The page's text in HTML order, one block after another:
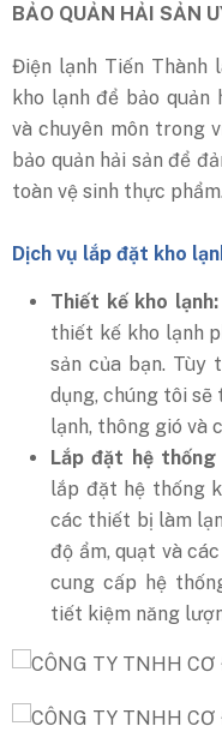
BẢO QUẢN HẢI SẢN
Điện lạnh Tiến Thành
kho lạnh để bảo quản
và chuyên môn trong
bảo quản hải sản để
toàn vệ sinh thực phẩm.
Dịch vụ lắp đặt kho
Thiết kế kho lạnh:
thiết kế kho lạnh
sản của bạn. Tùy
dụng, chúng tôi sẽ
lạnh, thông gió và
Lắp đặt hệ thống
lắp đặt hệ thống
các thiết bị làm
độ ẩm, quạt và
cung cấp hệ
tiết kiệm năng